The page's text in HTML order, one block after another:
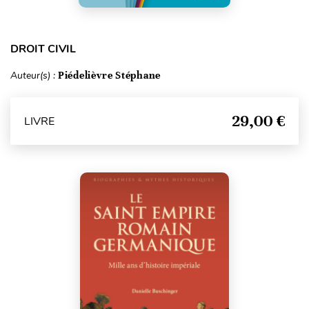
DROIT CIVIL
Auteur(s) : Piédelièvre Stéphane
LIVRE 29,00 €